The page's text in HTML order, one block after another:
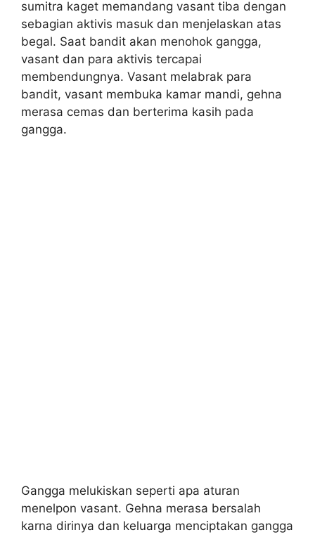
sumitra kaget memandang vasant tiba dengan
sebagian aktivis masuk dan menjelaskan atas
begal. Saat bandit akan menohok gangga,
vasant dan para aktivis tercapai
membendungnya. Vasant melabrak para
bandit, vasant membuka kamar mandi, gehna
merasa cemas dan berterima kasih pada
gangga.
Gangga melukiskan seperti apa aturan
menelpon vasant. Gehna merasa bersalah
karna dirinya dan keluarga menciptakan gangga